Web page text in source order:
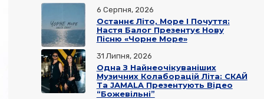
Останнє Літо, Море І Почуття:
Настя Балог Презентує Нову
Пісню «Чорне Море»
6 Серпня, 2026
Одна З Найнеочікуваніших
Музичних Колаборацій Літа: СКАЙ
Та JAMALA Презентують Відео
“Божевільні”
31 Липня, 2026